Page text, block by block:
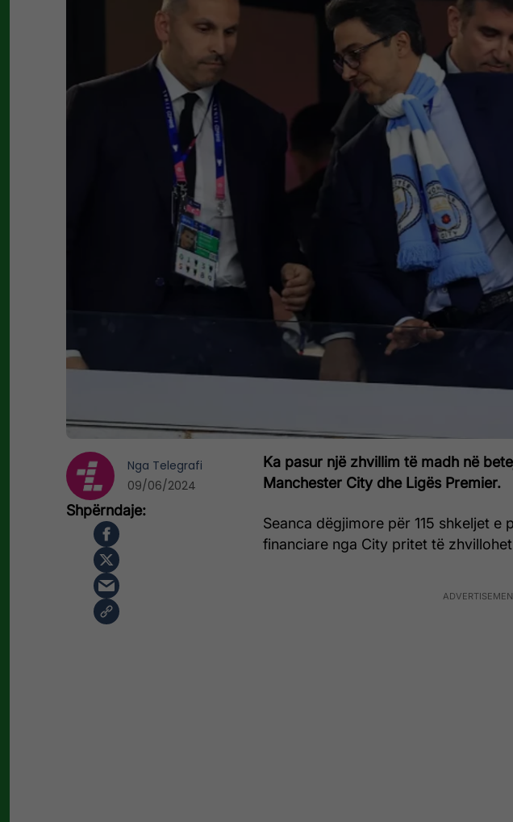
Ka pasur një zhvillim të madh në
Manchester City dhe Ligës Premier.
Seanca dëgjimore për 115 shkeljet
financiare nga City pritet të
Nga Telegrafi
09/06/2024